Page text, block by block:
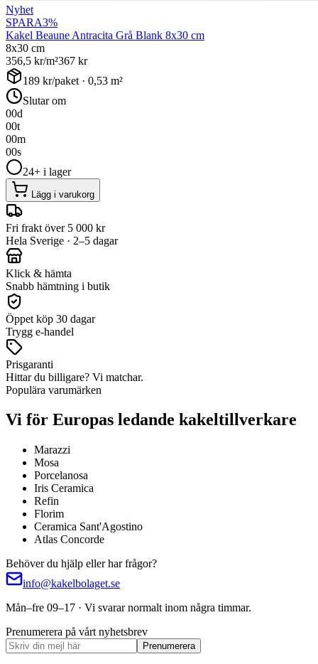
Nyhet
SPARA3%
Kakel Beaune Antracita Grå Blank 8x30 cm
8x30 cm
356,5 kr/m²367 kr
189 kr/paket · 0,53 m²
Slutar om
00d
00t
00m
00s
24+ i lager
Lägg i varukorg
Fri frakt över 5 000 kr
Hela Sverige · 2–5 dagar
Klick & hämta
Snabb hämtning i butik
Öppet köp 30 dagar
Trygg e-handel
Prisgaranti
Hittar du billigare? Vi matchar.
Populära varumärken
Vi för Europas ledande kakeltillverkare
Marazzi
Mosa
Porcelanosa
Iris Ceramica
Refin
Florim
Ceramica Sant'Agostino
Atlas Concorde
Behöver du hjälp eller har frågor?
info@kakelbolaget.se
Mån–fre 09–17 · Vi svarar normalt inom några timmar.
Prenumerera på vårt nyhetsbrev
Prenumerera